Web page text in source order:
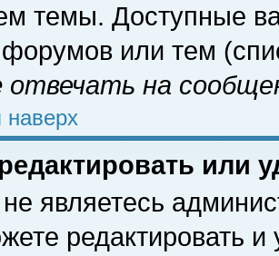
темы. Доступные
форумов или тем
отвечать на
наверх
или
являетесь
редактировать и